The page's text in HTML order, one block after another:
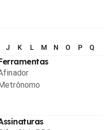
J K L M N O P Q